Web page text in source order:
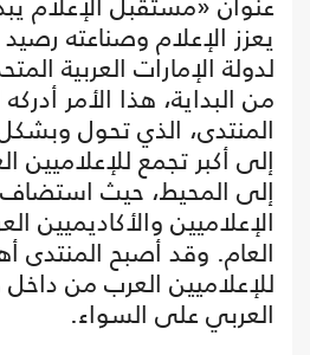
يعزز الإعلام وصناعته رصيد
لدولة الإمارات العربية
من البداية، هذا الأمر
المنتدى، الذي تحول
إلى أكبر تجمع للإعلاميين
إلى المحيط، حيث استضاف
الإعلاميين والأكاديميين
العام. وقد أصبح المنتدى
للإعلاميين العرب من
العربي على السواء.